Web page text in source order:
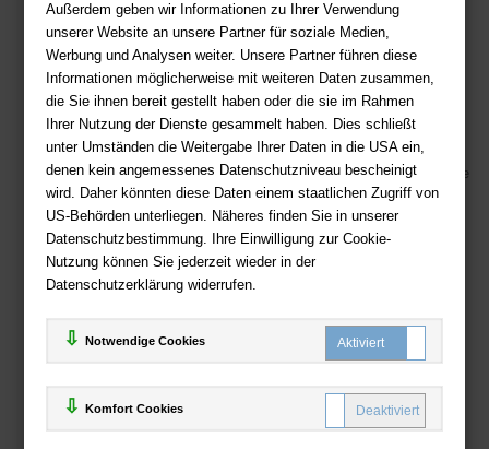
Außerdem geben wir Informationen zu Ihrer Verwendung
unserer Website an unsere Partner für soziale Medien,
Werbung und Analysen weiter. Unsere Partner führen diese
Informationen möglicherweise mit weiteren Daten zusammen,
die Sie ihnen bereit gestellt haben oder die sie im Rahmen
Ihrer Nutzung der Dienste gesammelt haben. Dies schließt
unter Umständen die Weitergabe Ihrer Daten in die USA ein,
denen kein angemessenes Datenschutzniveau bescheinigt
wird. Daher könnten diese Daten einem staatlichen Zugriff von
US-Behörden unterliegen. Näheres finden Sie in unserer
Datenschutzbestimmung. Ihre Einwilligung zur Cookie-
Nutzung können Sie jederzeit wieder in der
Datenschutzerklärung widerrufen.
Notwendige Cookies
Komfort Cookies
Fragen per E-Mail: service@deutsche-buchhandlung.de
Telefon: +49 (0)511 - 982 684 41
Ihre Vorteile bei uns
Kostenloser Versand ab 36,- EUR Bestellwert
Sicherer Online Shop und Zahlung mit SSL-Verschlüsselung
Viele Zahlungsmethoden wie PayPal, Amazon Payment, Vorkasse
Zahlweisen